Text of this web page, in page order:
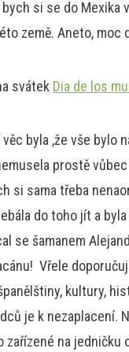
si se do Mexika
země. Aneto, moc
svátek Dia de los
byla ,že vše bylo
prostě
si sama třeba
do toho jít a byla
se šamanem
Vřele
kultury,
je k nezaplacení.
zařízené na jedničku